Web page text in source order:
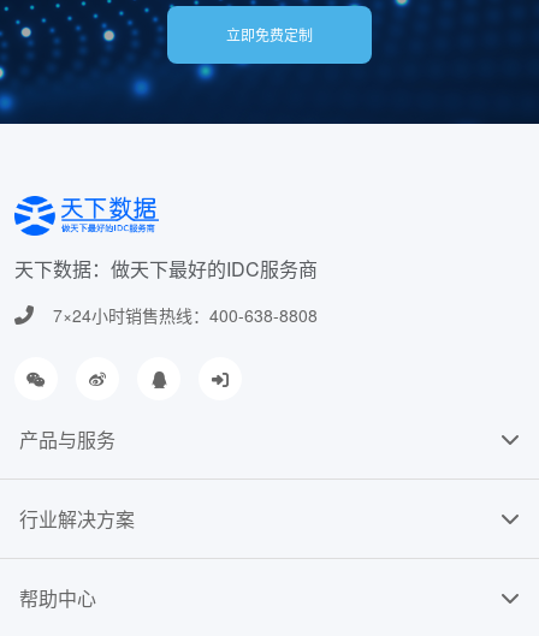
立即免费定制
天下数据：做天下最好的IDC服务商
7×24小时销售热线：400-638-8808
产品与服务
行业解决方案
帮助中心